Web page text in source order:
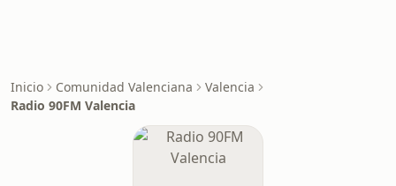
Inicio Comunidad Valenciana
Valencia
Radio 90FM Valencia